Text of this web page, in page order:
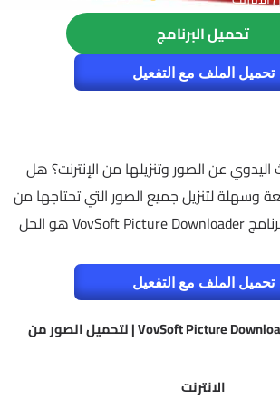
تحميل البرنامج
تحميل الملف مع التفعيل
عن الصور وتنزيلها من الإنترنت؟ هل
وسهلة لتنزيل جميع الصور التي تحتاجها من
أي موقع ويب؟ إذًا، برنامج VovSoft Picture Downloader هو الحل
تحميل الملف مع التفعيل
تحميل برنامج VovSoft Picture Downloader | لتحميل الصور من
الانترنت